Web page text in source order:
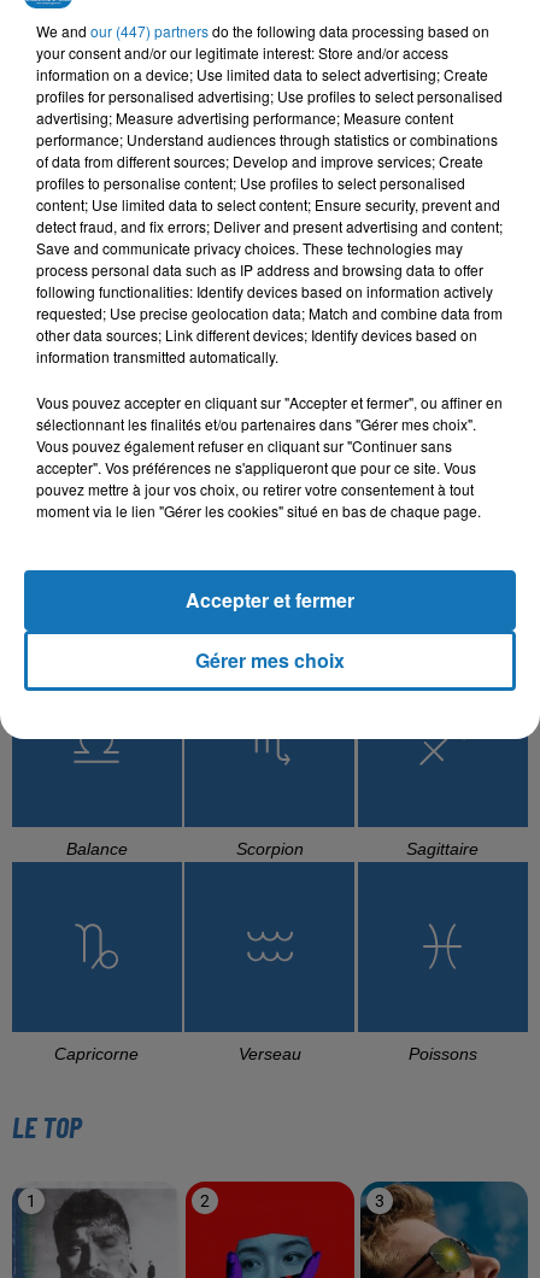
MOUH MILANO
Edahka
MOHAMED ALLAOUA,
KENZA FARAH
Tidyanin
AMR DIAB
Habeitek
L'HOROSCOPE
Bélier Taureau Gémeaux
Balance Scorpion Sagittaire
Capricorne Verseau Poissons
LE TOP
1 2 3
We and our (447) partnersdo the following data processing based on
your consent and/or our legitimate interest: Store and/or access
information on a device; Use limited data to select advertising; Create
profiles for personalised advertising; Use profiles to select personalised
advertising; Measure advertising performance; Measure content
performance; Understand audiences through statistics or combinations
of data from different sources; Develop and improve services; Create
profiles to personalise content; Use profiles to select personalised
content; Use limited data to select content; Ensure security, prevent and
detect fraud, and fix errors; Deliver and present advertising and content;
Save and communicate privacy choices. These technologies may
process personal data such as IP address and browsing data to offer
following functionalities: Identify devices based on information actively
requested; Use precise geolocation data; Match and combine data from
other data sources; Link different devices; Identify devices based on
information transmitted automatically.
Vous pouvez accepter en cliquant sur "Accepter et fermer", ou affiner en
sélectionnant les finalités et/ou partenaires dans "Gérer mes choix".
Vous pouvez également refuser en cliquant sur "Continuer sans
accepter". Vos préférences ne s'appliqueront que pour ce site. Vous
pouvez mettre à jour vos choix, ou retirer votre consentement à tout
moment via le lien "Gérer les cookies" situé en bas de chaque page.
Gérer mes choix
Accepter et fermer